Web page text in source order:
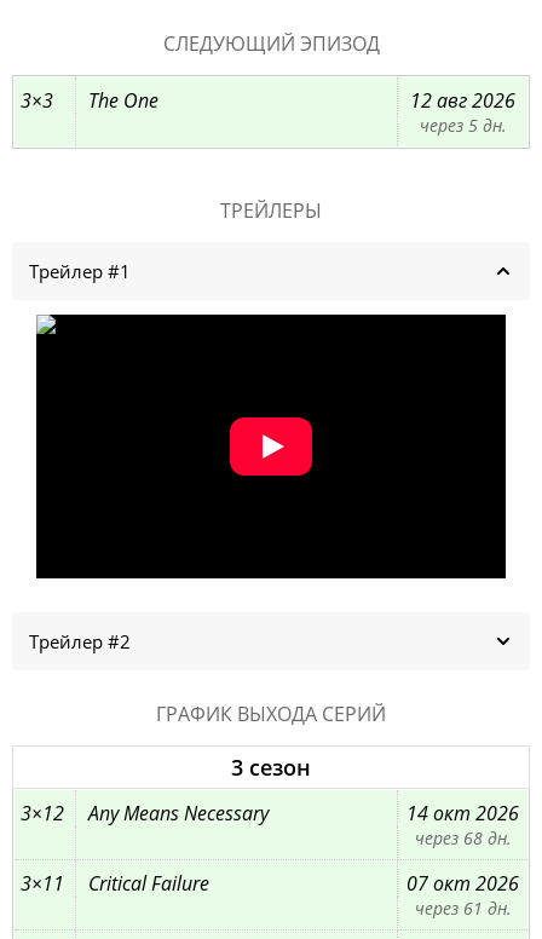
СЛЕДУЮЩИЙ ЭПИЗОД
3×3 The One 12 авг 2026
через 5 дн.
ТРЕЙЛЕРЫ
Трейлер #1
Трейлер #2
ГРАФИК ВЫХОДА СЕРИЙ
3 сезон
3×12 Any Means Necessary 14 окт 2026
через 68 дн.
3×11 Critical Failure 07 окт 2026
через 61 дн.